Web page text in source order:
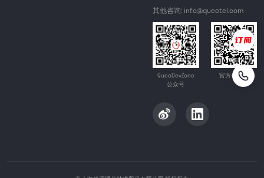
其他咨询: info@quectel.com
QuecDevZone
公众号
官方公众号